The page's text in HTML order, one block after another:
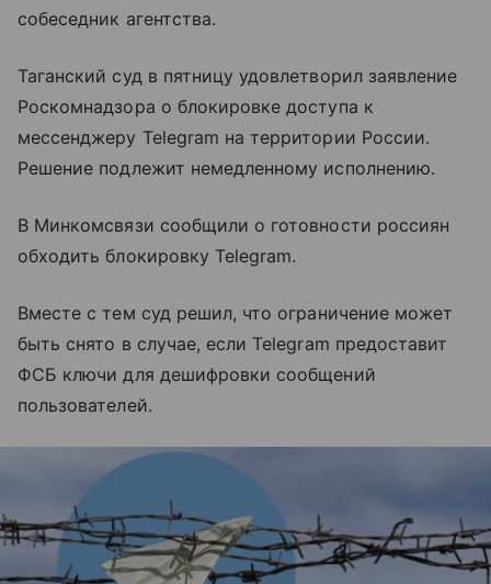
собеседник агентства.
Таганский суд в пятницу удовлетворил заявление
Роскомнадзора о блокировке доступа к
мессенджеру Telegram на территории России.
Решение подлежит немедленному исполнению.
В Минкомсвязи сообщили о готовности россиян
обходить блокировку Telegram.
Вместе с тем суд решил, что ограничение может
быть снято в случае, если Telegram предоставит
ФСБ ключи для дешифровки сообщений
пользователей.